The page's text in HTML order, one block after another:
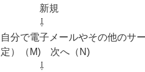
新規
⇩
自分で電子メールやその他のサ
定）（M) 次へ（N)
⇩